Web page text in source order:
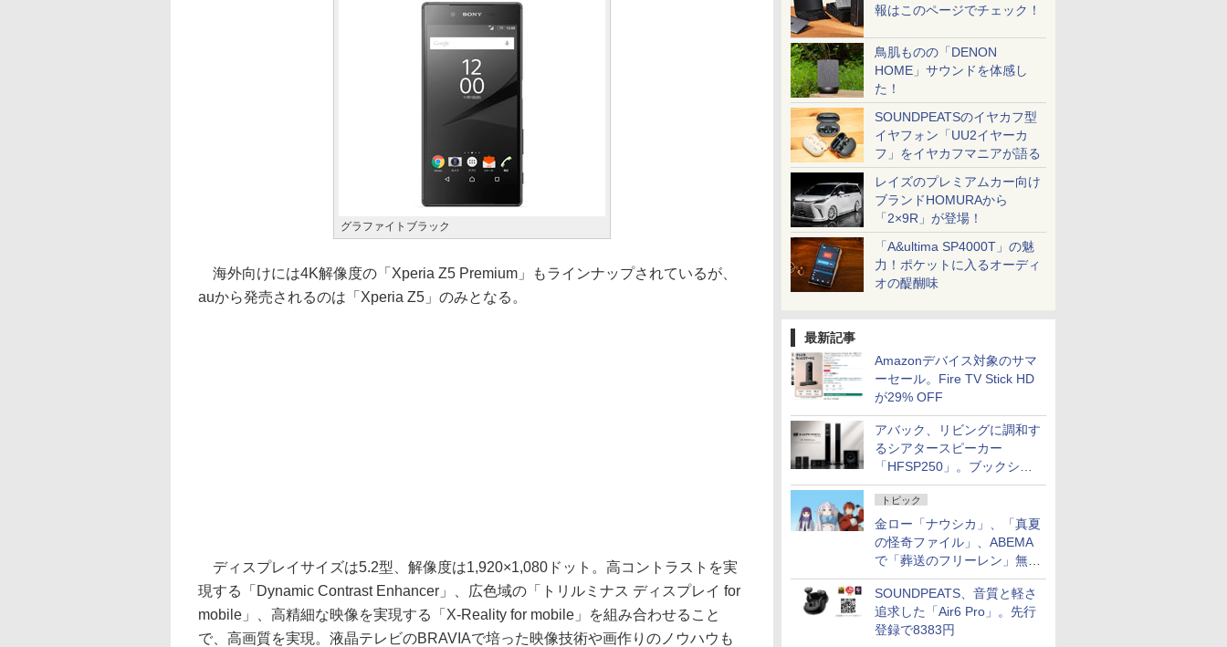
報はこのページでチェック！
鳥肌ものの「DENON
HOME」サウンドを体感し
た！
SOUNDPEATSのイヤカフ型
イヤフォン「UU2イヤーカ
フ」をイヤカフマニアが語る
レイズのプレミアムカー向け
ブランドHOMURAから
「2×9R」が登場！
「A&ultima SP4000T」の魅
力！ポケットに入るオーディ
オの醍醐味
最新記事
Amazonデバイス対象のサマ
ーセール。Fire TV Stick HD
が29% OFF
アバック、リビングに調和す
るシアタースピーカー
「HFSP250」。ブックシェ
ルフはペア3万円以下
トピック
金ロー「ナウシカ」、「真夏
の怪奇ファイル」、ABEMA
で「葬送のフリーレン」無料
配信など。夏の特番・配信情
報
SOUNDPEATS、音質と軽さ
追求した「Air6 Pro」。先行
登録で8383円
グラファイトブラック
海外向けには4K解像度の「Xperia Z5 Premium」もラインナップされているが、
auから発売されるのは「Xperia Z5」のみとなる。
ディスプレイサイズは5.2型、解像度は1,920×1,080ドット。高コントラストを実
現する「Dynamic Contrast Enhancer」、広色域の「トリルミナス ディスプレイ for
mobile」、高精細な映像を実現する「X-Reality for mobile」を組み合わせること
で、高画質を実現。液晶テレビのBRAVIAで培った映像技術や画作りのノウハウも